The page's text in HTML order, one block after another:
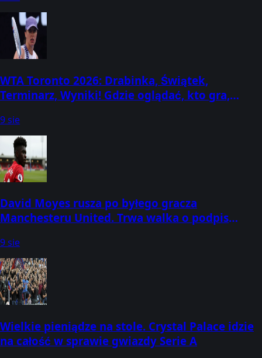
WTA Toronto 2026: Drabinka, Świątek,
Terminarz, Wyniki! Gdzie oglądać, kto gra,
9 sie
David Moyes rusza po byłego gracza
Manchesteru United. Trwa walka o podpis
9 sie
Wielkie pieniądze na stole. Crystal Palace idzie
na całość w sprawie gwiazdy Serie A